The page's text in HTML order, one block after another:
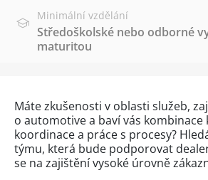
Minimální vzdělání
Středoškolské nebo odborné
maturitou
Máte zkušenosti v oblasti služeb,
o automotive a baví vás kombinace
koordinace a práce s procesy?
týmu, která bude podporovat
se na zajištění vysoké úrovně